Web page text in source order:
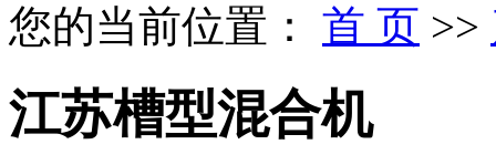
您的当前位置： 首 页 >>
江苏槽型混合机